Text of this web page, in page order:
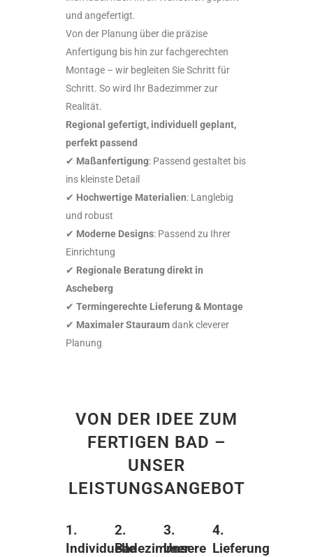
und angefertigt.
Von der Planung über die präzise
Anfertigung bis hin zur fachgerechten
Montage – wir begleiten Sie Schritt für
Schritt. So wird Ihr Badezimmer zur
Realität.
Regional gefertigt, individuell geplant,
perfekt passend
✔ Maßanfertigung: Passend gestaltet bis
ins kleinste Detail
✔ Hochwertige Materialien: Langlebig
und robust
✔ Moderne Designs: Passend zu Ihrer
Einrichtung
✔ Regionale Beratung direkt in
Ascheberg
✔ Termingerechte Lieferung & Montage
✔ Maximaler Stauraumdank cleverer
Planung
VON DER IDEE ZUM
FERTIGEN BAD –
UNSER
LEISTUNGSANGEBOT
1.
Individuelle
2.
Badezimmer
3.
Unsere
4.
Lieferung